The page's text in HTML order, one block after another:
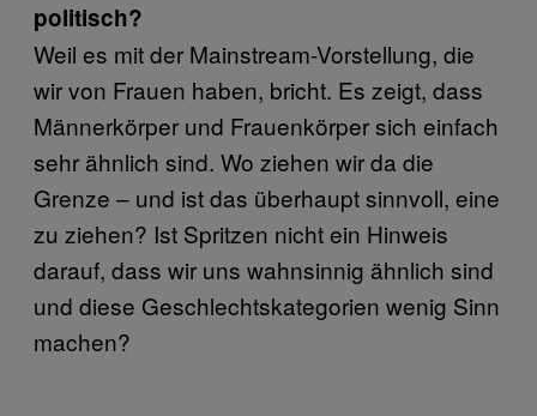
politisch?
Weil es mit der Mainstream-Vorstellung, die
wir von Frauen haben, bricht. Es zeigt, dass
Männerkörper und Frauenkörper sich einfach
sehr ähnlich sind. Wo ziehen wir da die
Grenze – und ist das überhaupt sinnvoll, eine
zu ziehen? Ist Spritzen nicht ein Hinweis
darauf, dass wir uns wahnsinnig ähnlich sind
und diese Geschlechtskategorien wenig Sinn
machen?